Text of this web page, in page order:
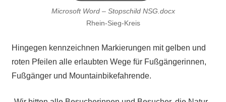
Microsoft Word – Stopschild NSG.docx
Rhein-Sieg-Kreis
Hingegen kennzeichnen Markierungen mit gelben und
roten Pfeilen alle erlaubten Wege für Fußgängerinnen,
Fußgänger und Mountainbikefahrende.